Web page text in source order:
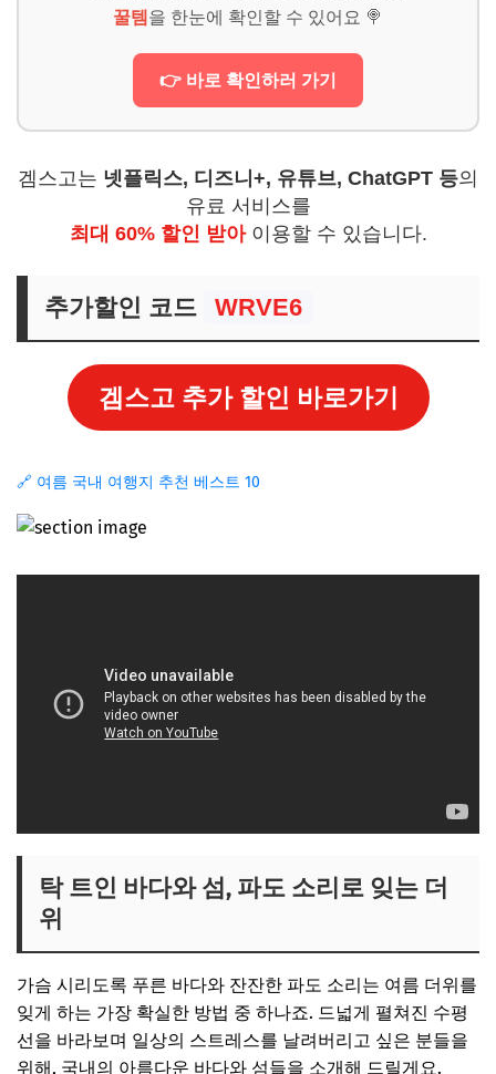
꿀템 을 한눈에 확인할 수 있어요 🍭
👉 바로 확인하러 가기
겜스고는 넷플릭스, 디즈니+, 유튜브, ChatGPT 등의
유료 서비스를
최대 60% 할인 받아이용할 수 있습니다.
추가할인 코드 WRVE6
겜스고 추가 할인 바로가기
🔗 여름 국내 여행지 추천 베스트 10
탁 트인 바다와 섬, 파도 소리로 잊는 더
위
가슴 시리도록 푸른 바다와 잔잔한 파도 소리는 여름 더위를
잊게 하는 가장 확실한 방법 중 하나죠. 드넓게 펼쳐진 수평
선을 바라보며 일상의 스트레스를 날려버리고 싶은 분들을
위해, 국내의 아름다운 바다와 섬들을 소개해 드릴게요.